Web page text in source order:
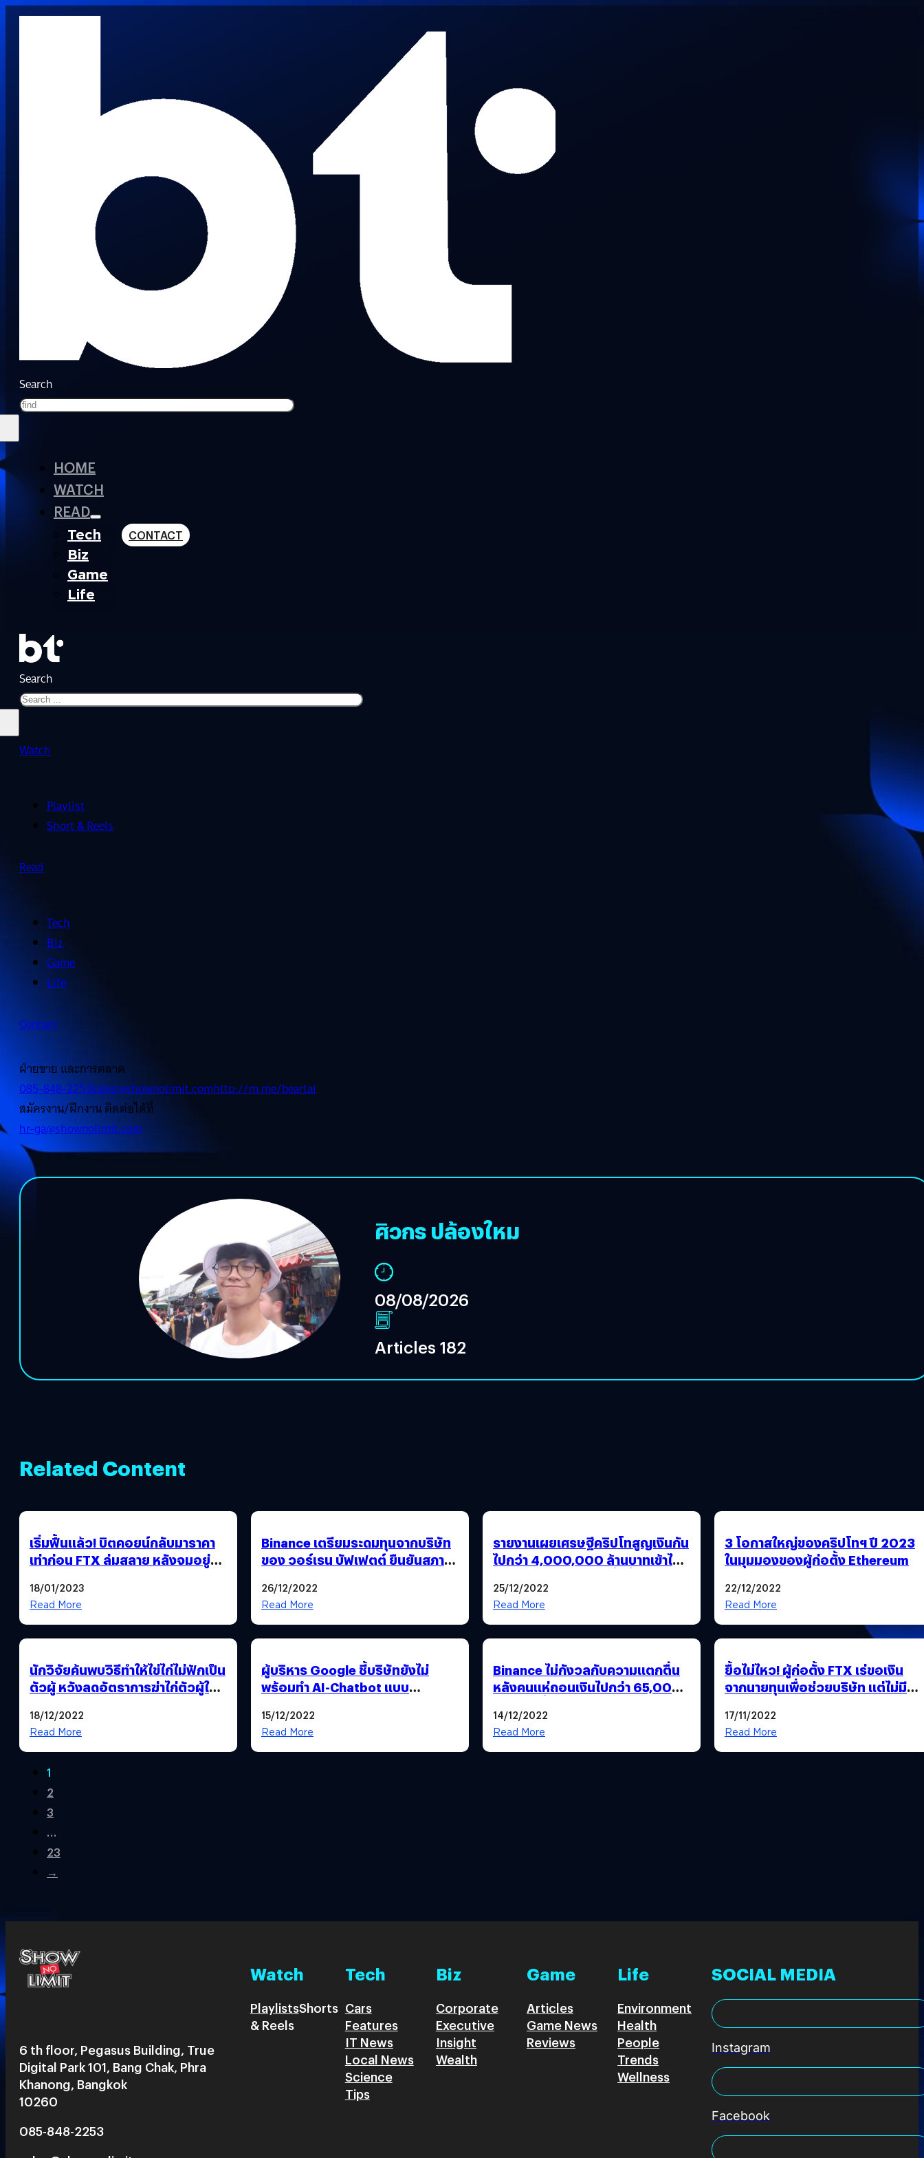
Search
HOME
WATCH
READ
Tech
Biz
Game
Life
CONTACT
Search
Watch
Playlist
Short & Reels
Read
Tech
Biz
Game
Life
Contact
ฝ่ายขาย และการตลาด
085-848-2253sales@shownolimit.comhttp://m.me/beartai
สมัครงาน/ฝึกงาน ติดต่อได้ที่
hr-ga@shownolimit.com
ศิวกร ปล้องใหม
08/08/2026
Articles 182
Related Content
เริ่มฟื้นแล้ว! บิตคอยน์กลับมาราคา
เท่าก่อน FTX ล่มสลาย หลังจมอยู่กับ
18/01/2023
Read More
Binance เตรียมระดมทุนจากบริษัท
ของ วอร์เรน บัฟเฟตต์ ยืนยันสภาพ
26/12/2022
Read More
รายงานเผยเศรษฐีคริปโทสูญเงินกัน
ไปกว่า 4,000,000 ล้านบาทเข้าไป
25/12/2022
Read More
3 โอกาสใหญ่ของคริปโทฯ ปี 2023
ในมุมมองของผู้ก่อตั้ง Ethereum
22/12/2022
Read More
นักวิจัยค้นพบวิธีทำให้ไข่ไก่ไม่ฟักเป็น
ตัวผู้ หวังลดอัตราการฆ่าไก่ตัวผู้ใน
18/12/2022
Read More
ผู้บริหาร Google ชี้บริษัทยังไม่
พร้อมทำ AI-Chatbot แบบ
ข้อมูลผู้ใช้ผิด
15/12/2022
Read More
Binance ไม่กังวลกับความแตกตื่น
หลังคนแห่ถอนเงินไปกว่า 65,000
14/12/2022
Read More
ยื้อไม่ไหว! ผู้ก่อตั้ง FTX เร่ขอเงิน
จากนายทุนเพื่อช่วยบริษัท แต่ไม่มี
17/11/2022
Read More
1
2
3
…
23
→
6 th floor, Pegasus Building, True
Digital Park 101, Bang Chak, Phra
Khanong, Bangkok
10260
085-848-2253
Watch
PlaylistsShorts
& Reels
Tech
Cars
Features
IT News
Local News
Science
Tips
Biz
Corporate
Executive
Insight
Wealth
Game
Articles
Game News
Reviews
Life
Environment
Health
People
Trends
Wellness
SOCIAL MEDIA
Instagram
Facebook